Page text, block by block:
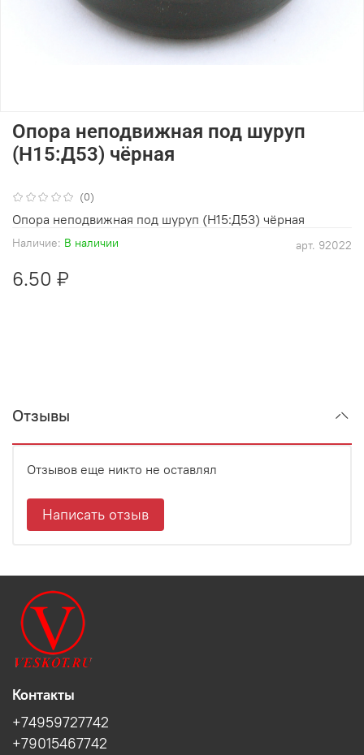
(0)
арт. 92022
Наличие: В наличии
Опора неподвижная под шуруп
(Н15:Д53) чёрная
6.50 ₽
Опора неподвижная под шуруп (Н15:Д53) чёрная
Отзывы
Отзывов еще никто не оставлял
Написать отзыв
Контакты
+74959727742
+79015467742